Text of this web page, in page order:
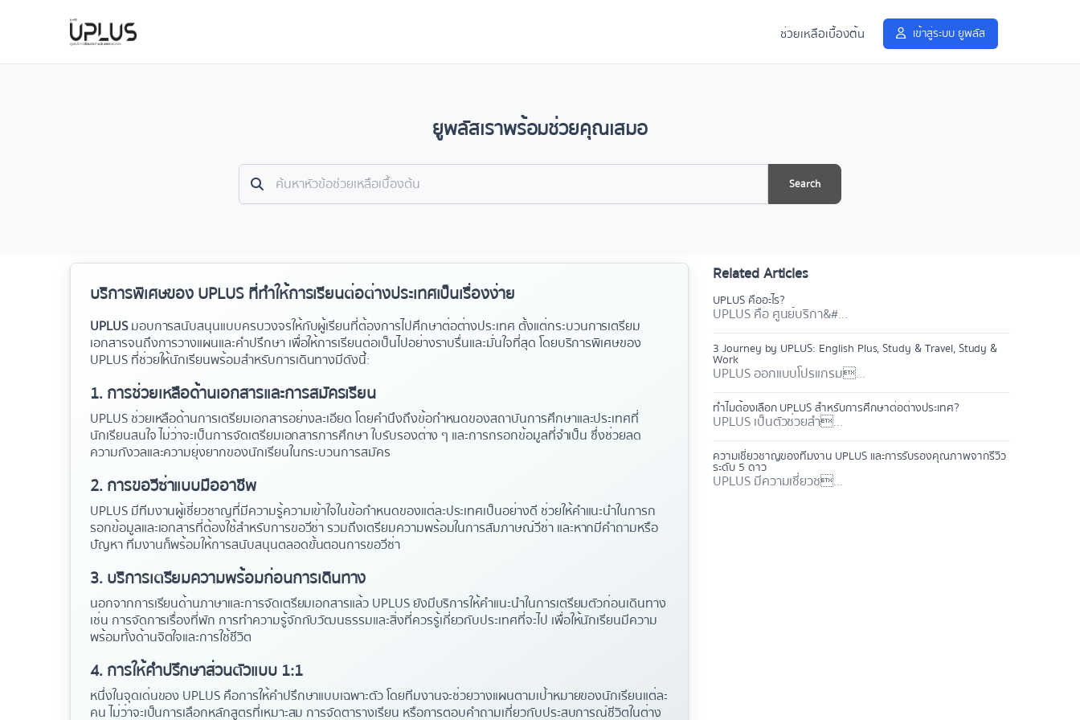
ช่วยเหลือเบื้องต้น เข้าสู่ระบบ ยูพลัส
ยูพลัสเราพร้อมช่วยคุณเสมอ
Search
บริการพิเศษของ UPLUS ที่ทำให้การเรียนต่อต่างประเทศเป็นเรื่องง่าย
UPLUSมอบการสนับสนุนแบบครบวงจรให้กับผู้เรียนที่ต้องการไปศึกษาต่อต่างประเทศ ตั้งแต่กระบวนการเตรียม
เอกสารจนถึงการวางแผนและคำปรึกษา เพื่อให้การเรียนต่อเป็นไปอย่างราบรื่นและมั่นใจที่สุด โดยบริการพิเศษของ
UPLUS ที่ช่วยให้นักเรียนพร้อมสำหรับการเดินทางมีดังนี้:
1.การช่วยเหลือด้านเอกสารและการสมัครเรียน
UPLUS ช่วยเหลือด้านการเตรียมเอกสารอย่างละเอียด โดยคำนึงถึงข้อกำหนดของสถาบันการศึกษาและประเทศที่
นักเรียนสนใจ ไม่ว่าจะเป็นการจัดเตรียมเอกสารการศึกษา ใบรับรองต่าง ๆ และการกรอกข้อมูลที่จำเป็น ซึ่งช่วยลด
ความกังวลและความยุ่งยากของนักเรียนในกระบวนการสมัคร
2.การขอวีซ่าแบบมืออาชีพ
UPLUS มีทีมงานผู้เชี่ยวชาญที่มีความรู้ความเข้าใจในข้อกำหนดของแต่ละประเทศเป็นอย่างดี ช่วยให้คำแนะนำในการก
รอกข้อมูลและเอกสารที่ต้องใช้สำหรับการขอวีซ่า รวมถึงเตรียมความพร้อมในการสัมภาษณ์วีซ่า และหากมีคำถามหรือ
ปัญหา ทีมงานก็พร้อมให้การสนับสนุนตลอดขั้นตอนการขอวีซ่า
3.บริการเตรียมความพร้อมก่อนการเดินทาง
นอกจากการเรียนด้านภาษาและการจัดเตรียมเอกสารแล้ว UPLUS ยังมีบริการให้คำแนะนำในการเตรียมตัวก่อนเดินทาง
เช่น การจัดการเรื่องที่พัก การทำความรู้จักกับวัฒนธรรมและสิ่งที่ควรรู้เกี่ยวกับประเทศที่จะไป เพื่อให้นักเรียนมีความ
พร้อมทั้งด้านจิตใจและการใช้ชีวิต
4.การให้คำปรึกษาส่วนตัวแบบ 1:1
หนึ่งในจุดเด่นของ UPLUS คือการให้คำปรึกษาแบบเฉพาะตัว โดยทีมงานจะช่วยวางแผนตามเป้าหมายของนักเรียนแต่ละ
คน ไม่ว่าจะเป็นการเลือกหลักสูตรที่เหมาะสม การจัดตารางเรียน หรือการตอบคำถามเกี่ยวกับประสบการณ์ชีวิตในต่าง
Related Articles
UPLUS คืออะไร?
UPLUS คือ ศูนย์บริกา&#...
3 Journey by UPLUS: English Plus, Study & Travel, Study &
Work
UPLUS ออกแบบโปรแกรม...
ทำไมต้องเลือก UPLUS สำหรับการศึกษาต่อต่างประเทศ?
UPLUS เป็นตัวช่วยสำ...
ความเชี่ยวชาญของทีมงาน UPLUS และการรับรองคุณภาพจากรีวิว
ระดับ 5 ดาว
UPLUS มีความเชี่ยวช...